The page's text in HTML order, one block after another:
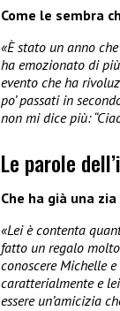
Come le sembra
«È stato un anno
ha emozionato di
evento che ha
po’ passati in
non mi dice più:
Le parole
Che ha già una
«Lei è contenta
fatto un regalo
conoscere Michelle
caratterialmente e
essere un’amicizia